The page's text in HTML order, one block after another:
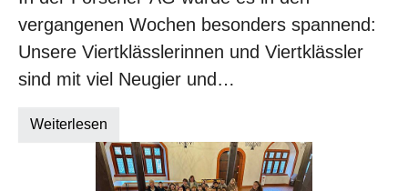
vergangenen Wochen besonders spannend:
Unsere Viertklässlerinnen und Viertklässler
sind mit viel Neugier und…
Weiterlesen